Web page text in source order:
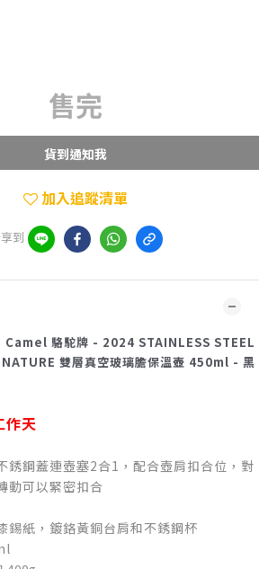
售完
貨到通知我
加入追蹤清單
到
Camel 駱駝牌 - 2024 STAINLESS STEEL
雙層真空玻璃膽保溫壺 450ml - 黑
作天
銹鋼蓋連壺塞2合1，配合壺肩扣合位，對
動可以緊密扣合
錫紙，鍍鉻黃銅台肩和不銹鋼杯